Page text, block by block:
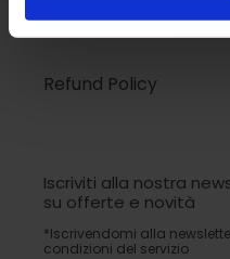
Diritto di Recesso
Refund Policy
Iscriviti alla nostra
su offerte e novità
*Iscrivendomi alla
condizioni del servizio